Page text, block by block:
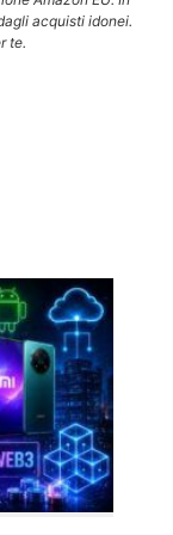
acquisti idonei.
te.